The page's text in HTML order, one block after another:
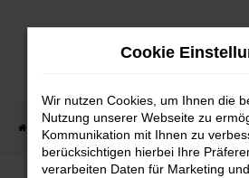
Zum
Startseite Bremen Audi Audi A8 für
Cookie
Wir nutzen Cookies, um Ihnen die
Nutzung unserer Webseite zu
Kommunikation mit Ihnen zu
berücksichtigen hierbei Ihre
verarbeiten Daten für Marketing